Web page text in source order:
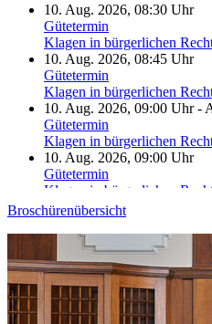
10. Aug. 2026, 08:30 Uhr
Gütetermin
Klagen in bürgerlichen
10. Aug. 2026, 08:45 Uhr
Gütetermin
Klagen in bürgerlichen
10. Aug. 2026, 09:00 Uhr-
Gütetermin
Klagen in bürgerlichen
10. Aug. 2026, 09:00 Uhr
Gütetermin
Klagen in bürgerlichen
10. Aug. 2026, 09:15 Uhr
Klagen in bürgerlichen
10. Aug. 2026, 09:15 Uhr
Gütetermin
Klagen in bürgerlichen
10. Aug. 2026, 09:15 Uhr
Broschürenübersicht